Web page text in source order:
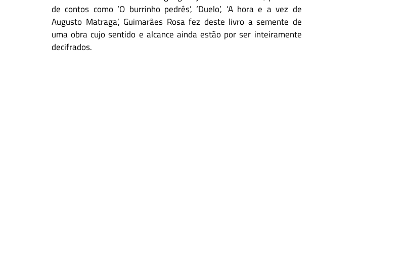
de contos como ‘O burrinho pedrês’, ‘Duelo’, ‘A hora e a vez de
Augusto Matraga’, Guimarães Rosa fez deste livro a semente de
uma obra cujo sentido e alcance ainda estão por ser inteiramente
decifrados.